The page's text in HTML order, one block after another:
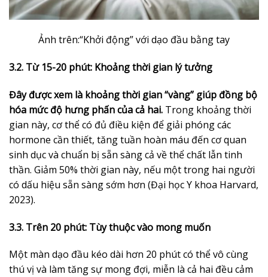
Ảnh trên:“Khởi động” với dạo đầu bằng tay
3.2. Từ 15-20 phút: Khoảng thời gian lý tưởng
Đây được xem là khoảng thời gian “vàng” giúp đồng bộ
hóa mức độ hưng phấn của cả hai. Trong khoảng thời
gian này, cơ thể có đủ điều kiện để giải phóng các
hormone cần thiết, tăng tuần hoàn máu đến cơ quan
sinh dục và chuẩn bị sẵn sàng cả về thể chất lẫn tinh
thần. Giảm 50% thời gian này, nếu một trong hai người
có dấu hiệu sẵn sàng sớm hơn (Đại học Y khoa Harvard,
2023).
3.3. Trên 20 phút: Tùy thuộc vào mong muốn
Một màn dạo đầu kéo dài hơn 20 phút có thể vô cùng
thú vị và làm tăng sự mong đợi, miễn là cả hai đều cảm